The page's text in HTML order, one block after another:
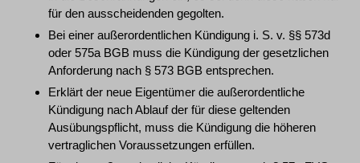
für den ausscheidenden gegolten.
Bei einer außerordentlichen Kündigung i. S. v. §§ 573d
oder 575a BGB muss die Kündigung der gesetzlichen
Anforderung nach § 573 BGB entsprechen.
Erklärt der neue Eigentümer die außerordentliche
Kündigung nach Ablauf der für diese geltenden
Ausübungspflicht, muss die Kündigung die höheren
vertraglichen Voraussetzungen erfüllen.